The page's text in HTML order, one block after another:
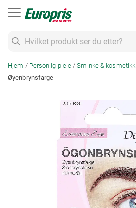
Hjem Personlig pleie Sminke & kosmetikk
Øyenbrynsfarge